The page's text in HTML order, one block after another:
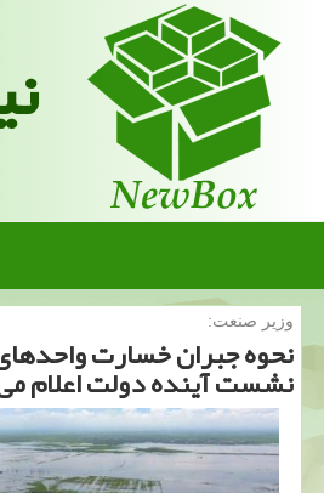
وزیر صنعت:
نحوه جبران خسارت
نشست آینده دولت اعلام